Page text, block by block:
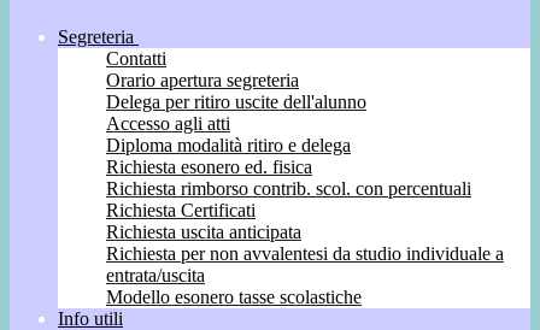
Segreteria
Contatti
Orario apertura segreteria
Delega per ritiro uscite dell'alunno
Accesso agli atti
Diploma modalità ritiro e delega
Richiesta esonero ed. fisica
Richiesta rimborso contrib. scol. con percentuali
Richiesta Certificati
Richiesta uscita anticipata
Richiesta per non avvalentesi da studio individuale a
entrata/uscita
Modello esonero tasse scolastiche
Info utili